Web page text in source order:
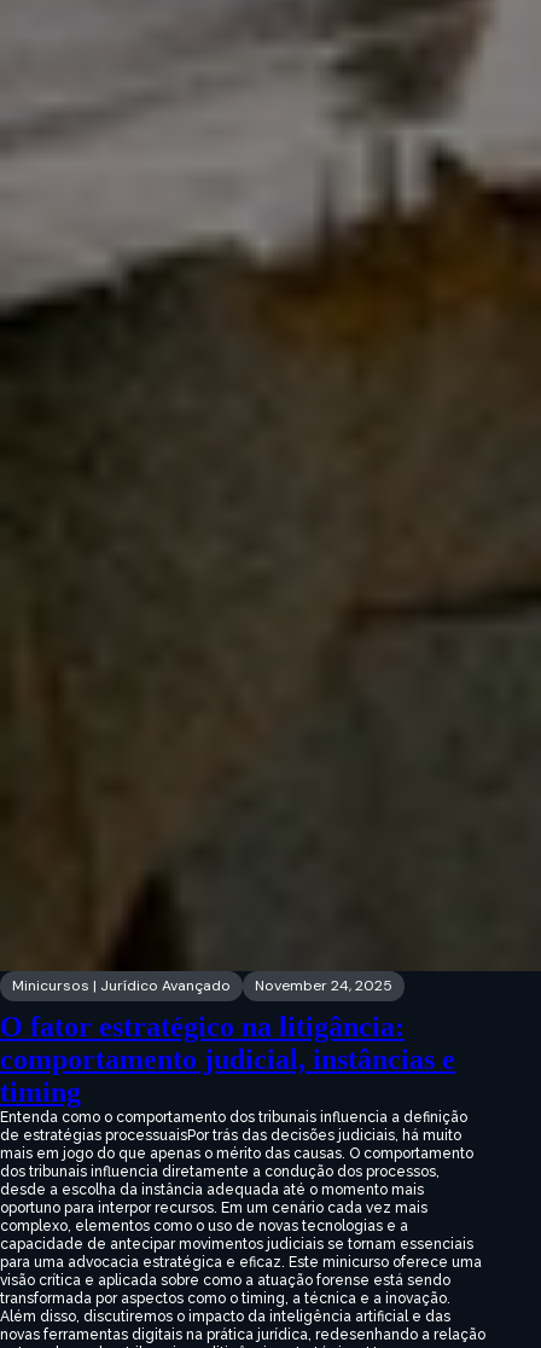
Minicursos | Jurídico Avançado November 24, 2025
O fator estratégico na litigância:
comportamento judicial, instâncias e
timing
Entenda como o comportamento dos tribunais influencia a definição
de estratégias processuaisPor trás das decisões judiciais, há muito
mais em jogo do que apenas o mérito das causas. O comportamento
dos tribunais influencia diretamente a condução dos processos,
desde a escolha da instância adequada até o momento mais
oportuno para interpor recursos. Em um cenário cada vez mais
complexo, elementos como o uso de novas tecnologias e a
capacidade de antecipar movimentos judiciais se tornam essenciais
para uma advocacia estratégica e eficaz. Este minicurso oferece uma
visão crítica e aplicada sobre como a atuação forense está sendo
transformada por aspectos como o timing, a técnica e a inovação.
Além disso, discutiremos o impacto da inteligência artificial e das
novas ferramentas digitais na prática jurídica, redesenhando a relação